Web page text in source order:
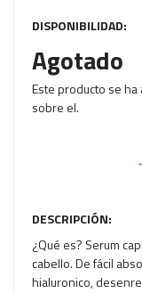
DISPONIBILIDAD:
Agotado
Este producto se
sobre el.
DESCRIPCIÓN:
¿Qué es? Serum
cabello. De fácil
hialuronico,